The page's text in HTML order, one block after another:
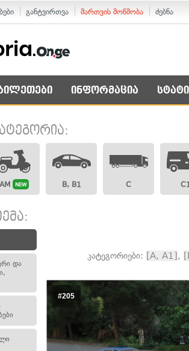
განტვირთვა მართვის მოწმობა ძებნა
ინფორმაცია
AM NEW B, B1 C
და
კატეგორიები: [A, A1],
#205